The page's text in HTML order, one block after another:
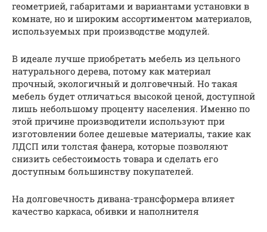
геометрией, габаритами и вариантами установки в
комнате, но и широким ассортиментом материалов,
используемых при производстве модулей.
В идеале лучше приобретать мебель из цельного
натурального дерева, потому как материал
прочный, экологичный и долговечный. Но такая
мебель будет отличаться высокой ценой, доступной
лишь небольшому проценту населения. Именно по
этой причине производители используют при
изготовлении более дешевые материалы, такие как
ЛДСП или толстая фанера, которые позволяют
снизить себестоимость товара и сделать его
доступным большинству покупателей.
На долговечность дивана-трансформера влияет
качество каркаса, обивки и наполнителя